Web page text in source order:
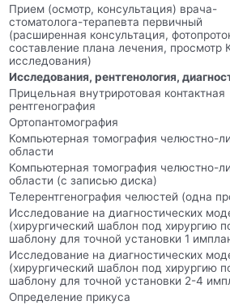
Прием (осмотр, консультация) врача-
стоматолога-терапевта первичный
(расширенная консультация,
составление плана лечения, просмотр
исследования)
Исследования, рентгенология,
Прицельная внутриротовая контактная
рентгенография
Ортопантомография
Компьютерная томография челюстно-
области
Компьютерная томография челюстно-
области (с записью диска)
Телерентгенография челюстей (одна
Исследование на диагностических
(хирургический шаблон под хирургию
шаблону для точной установки 1
Исследование на диагностических
(хирургический шаблон под хирургию
шаблону для точной установки 2-4
Определение прикуса